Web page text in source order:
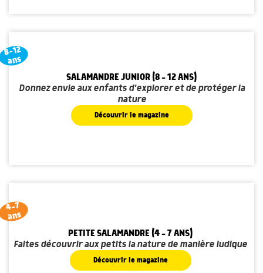
8-12
ans
SALAMANDRE JUNIOR (8 - 12 ANS)
Donnez envie aux enfants d'explorer et de protéger la
nature
Découvrir le magazine
4-7
ans
PETITE SALAMANDRE (4 - 7 ANS)
Faites découvrir aux petits la nature de manière ludique
Découvrir le magazine